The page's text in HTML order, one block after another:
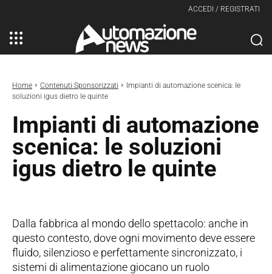
ACCEDI / REGISTRATI
Home Contenuti Sponsorizzati
Impianti di automazione scenica: le
soluzioni igus dietro le quinte
Impianti di automazione
scenica: le soluzioni
igus dietro le quinte
Dalla fabbrica al mondo dello spettacolo: anche in
questo contesto, dove ogni movimento deve essere
fluido, silenzioso e perfettamente sincronizzato, i
sistemi di alimentazione giocano un ruolo